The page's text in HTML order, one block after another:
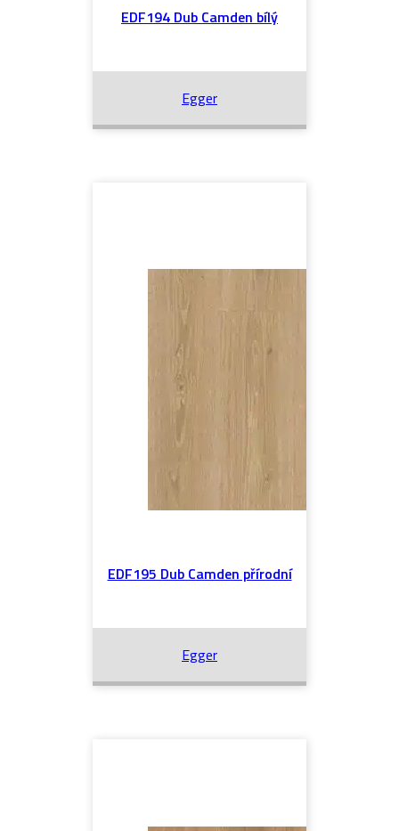
EDF194 Dub Camden bílý
Egger
EDF195 Dub Camden přírodní
Egger